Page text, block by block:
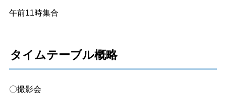
午前11時集合
タイムテーブル概略
〇撮影会